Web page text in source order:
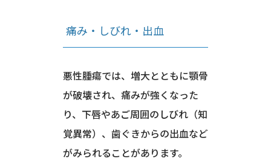
痛み・しびれ・出血
悪性腫瘍では、増大とともに顎骨
が破壊され、痛みが強くなった
り、下唇やあご周囲のしびれ（知
覚異常）、歯ぐきからの出血など
がみられることがあります。